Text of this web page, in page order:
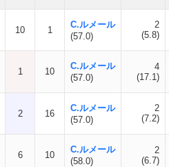
10 1
C.ルメール
(57.0)
2
(5.8)
1 10
C.ルメール
(57.0)
4
(17.1)
2 16
C.ルメール
(57.0)
2
(7.2)
6 10
C.ルメール
(58.0)
2
(6.7)